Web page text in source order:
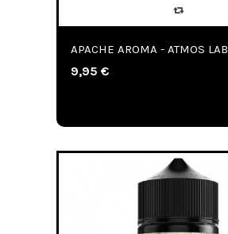
APACHE AROMA - ATMOS LAB
9,95 €